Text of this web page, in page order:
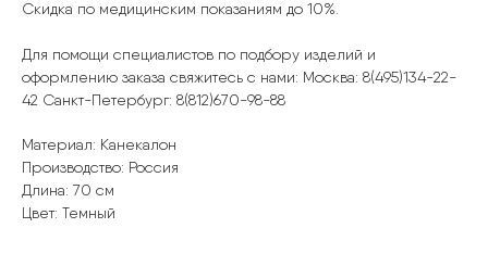
Скидка по медицинским показаниям до 10%.
Для помощи специалистов по подбору изделий и
оформлению заказа свяжитесь с нами: Москва: 8(495)134-22-
42 Санкт-Петербург: 8(812)670-98-88
Материал: Канекалон
Производство: Россия
Длина: 70 см
Цвет: Темный